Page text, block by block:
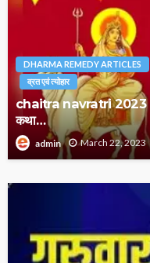
DHARMA REMEDY ARTICLES
व्रत एवं त्योहार
chaitra navratri 2023 :
कथा…
admin March 22, 2023